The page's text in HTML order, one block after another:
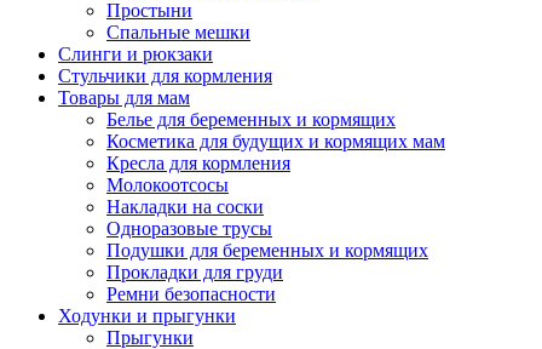
Простыни
Спальные мешки
Слинги и рюкзаки
Стульчики для кормления
Товары для мам
Белье для беременных и кормящих
Косметика для будущих и кормящих мам
Кресла для кормления
Молокоотсосы
Накладки на соски
Одноразовые трусы
Подушки для беременных и кормящих
Прокладки для груди
Ремни безопасности
Ходунки и прыгунки
Прыгунки